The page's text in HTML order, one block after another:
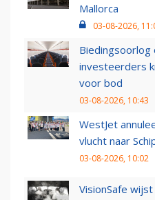
Mallorca
03-08-2026,
Biedingsoorlog
investeerders
voor bod
03-08-2026, 10:43
WestJet
vlucht naar
03-08-2026, 10:02
VisionSafe